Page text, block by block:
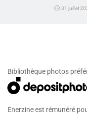
31 juillet
Bibliothèque photos
Enerzine est rémunéré